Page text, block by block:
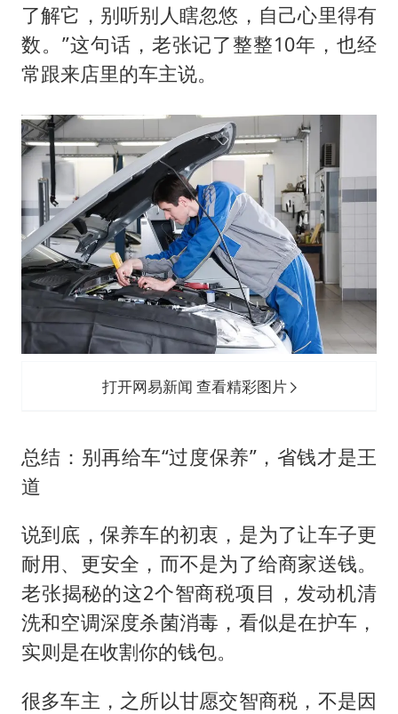
了解它，别听别人瞎忽悠，自己心里得有
数。”这句话，老张记了整整10年，也经
常跟来店里的车主说。
打开网易新闻 查看精彩图片
总结：别再给车“过度保养”，省钱才是王
道
说到底，保养车的初衷，是为了让车子更
耐用、更安全，而不是为了给商家送钱。
老张揭秘的这2个智商税项目，发动机清
洗和空调深度杀菌消毒，看似是在护车，
实则是在收割你的钱包。
很多车主，之所以甘愿交智商税，不是因